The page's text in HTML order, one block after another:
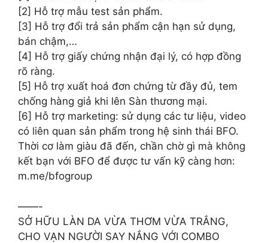
[2] Hỗ trợ mẫu test sản phẩm.
[3] Hỗ trợ đổi trả sản phẩm cận hạn sử dụng,
bán chậm,…
[4] Hỗ trợ giấy chứng nhận đại lý, có hợp đồng
rõ ràng.
[5] Hỗ trợ xuất hoá đơn chứng từ đầy đủ, tem
chống hàng giả khi lên Sàn thương mại.
[6] Hỗ trợ marketing: sử dụng các tư liệu, video
có liên quan sản phẩm trong hệ sinh thái BFO.
Thời cơ làm giàu đã đến, chần chờ gì mà không
kết bạn với BFO để được tư vấn kỹ càng hơn:
m.me/bfogroup
——-
SỞ HỮU LÀN DA VỪA THƠM VỪA TRẮNG,
CHO VẠN NGƯỜI SAY NẮNG VỚI COMBO